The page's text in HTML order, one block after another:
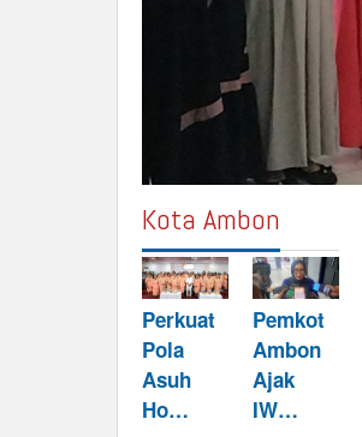
Kota Ambon
Perkuat
Pola
Asuh
Ho…
Pemkot
Ambon
Ajak
IW…